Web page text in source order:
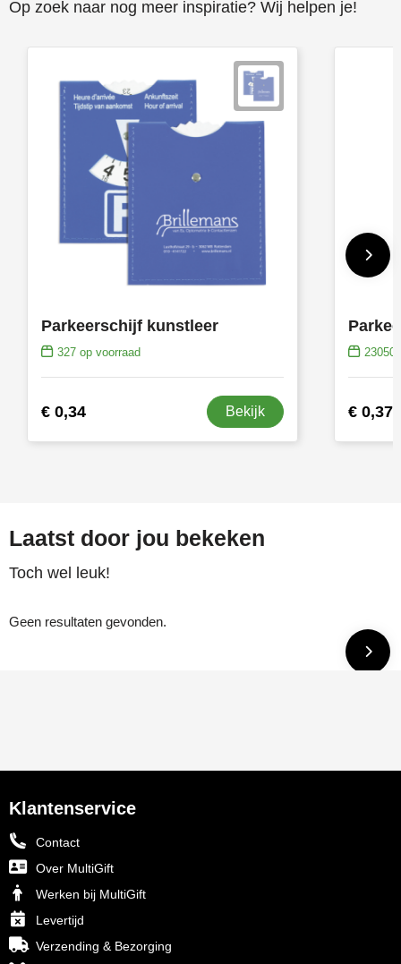
Victorinox
Vinga
Waterman
Op zoek naar nog meer inspiratie? Wij helpen je!
Parkeerschijf kunstleer
327op voorraad
€ 0,34 Bekijk
23050
€ 0,37
Laatst door jou bekeken
Toch wel leuk!
Geen resultaten gevonden.
Klantenservice
Contact
Over MultiGift
Werken bij MultiGift
Levertijd
Verzending & Bezorging